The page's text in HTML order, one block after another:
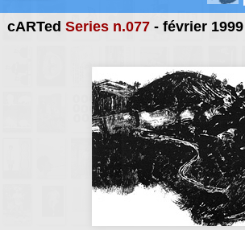
cARTed Series n.077- février